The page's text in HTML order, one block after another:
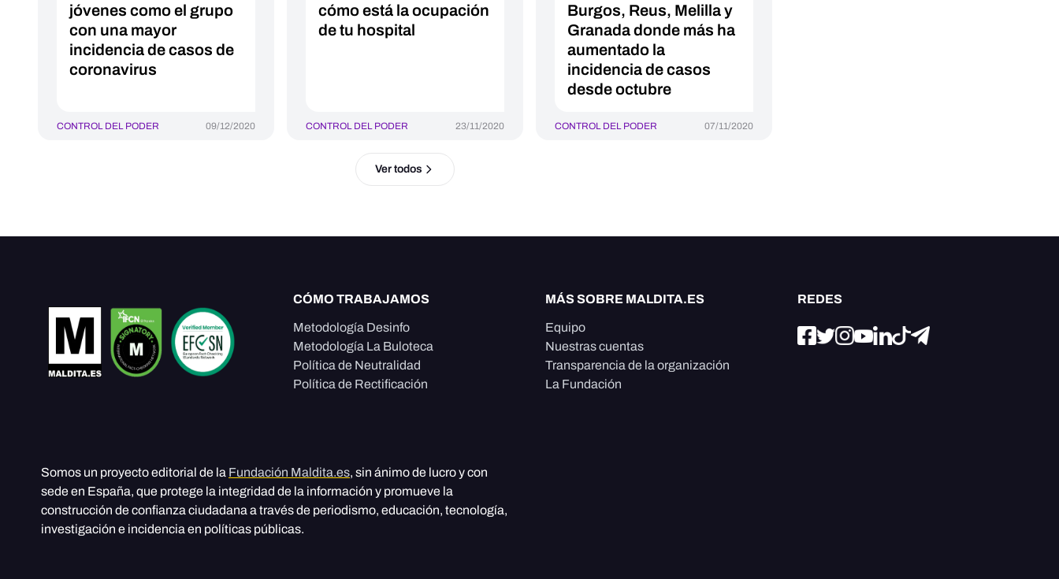
jóvenes como el grupo
con una mayor
incidencia de casos de
coronavirus
CONTROL DEL PODER 09/12/2020
cómo está la ocupación
de tu hospital
CONTROL DEL PODER 23/11/2020
Burgos, Reus, Melilla y
Granada donde más ha
aumentado la
incidencia de casos
desde octubre
CONTROL DEL PODER 07/11/2020
Ver todos
CÓMO TRABAJAMOS
Metodología Desinfo
Metodología La Buloteca
Política de Neutralidad
Política de Rectificación
MÁS SOBRE MALDITA.ES
Equipo
Nuestras cuentas
Transparencia de la organización
La Fundación
REDES
Somos un proyecto editorial de la Fundación Maldita.es, sin ánimo de lucro y con
sede en España, que protege la integridad de la información y promueve la
construcción de confianza ciudadana a través de periodismo, educación, tecnología,
investigación e incidencia en políticas públicas.